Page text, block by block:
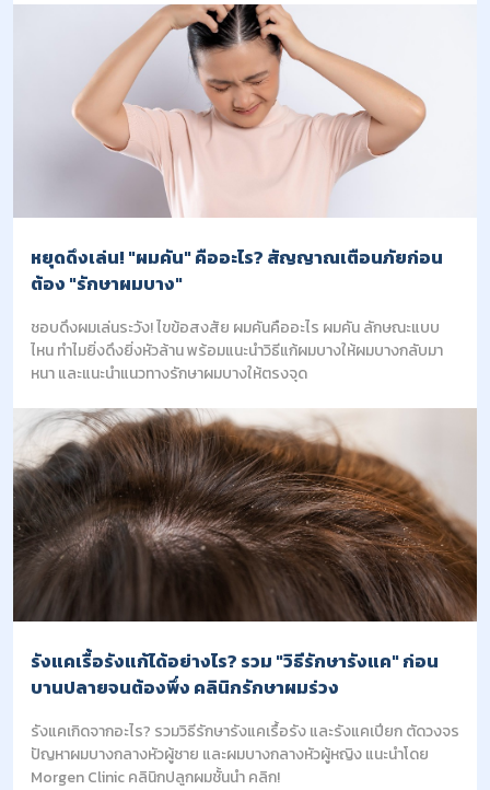
หยุดดึงเล่น! "ผมคัน" คืออะไร? สัญญาณเตือนภัยก่อน
ต้อง "รักษาผมบาง"
ชอบดึงผมเล่นระวัง! ไขข้อสงสัย ผมคันคืออะไร ผมคัน ลักษณะแบบ
ไหน ทำไมยิ่งดึงยิ่งหัวล้าน พร้อมแนะนำวิธีแก้ผมบางให้ผมบางกลับมา
หนา และแนะนำแนวทางรักษาผมบางให้ตรงจุด
รังแคเรื้อรังแก้ได้อย่างไร? รวม "วิธีรักษารังแค" ก่อน
บานปลายจนต้องพึ่ง คลินิกรักษาผมร่วง
รังแคเกิดจากอะไร? รวมวิธีรักษารังแคเรื้อรัง และรังแคเปียก ตัดวงจร
ปัญหาผมบางกลางหัวผู้ชาย และผมบางกลางหัวผู้หญิง แนะนำโดย
Morgen Clinic คลินิกปลูกผมชั้นนำ คลิก!